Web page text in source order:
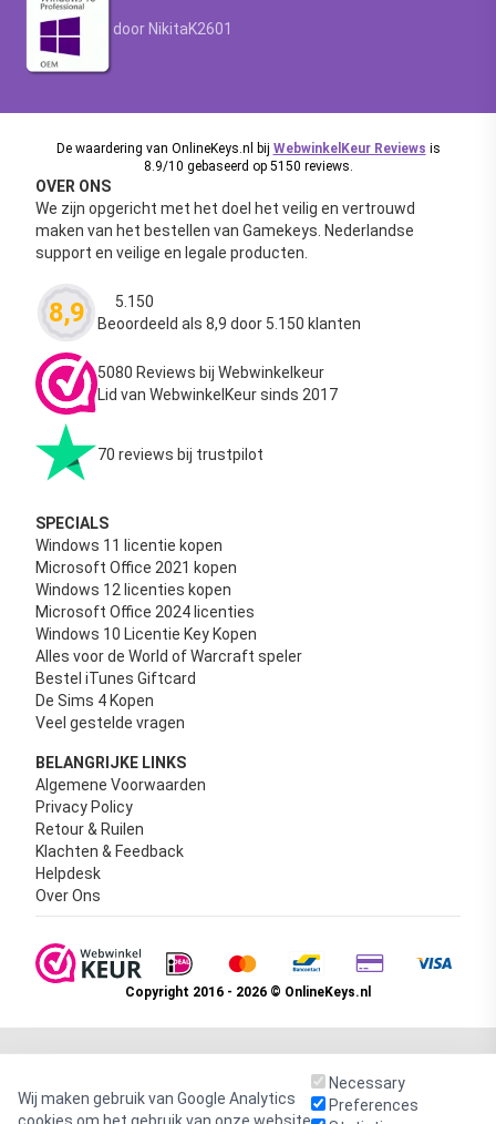
Waardering4.63
door NikitaK2601
De waardering van OnlineKeys.nl bij WebwinkelKeur Reviews is
8.9/10 gebaseerd op 5150 reviews.
OVER ONS
We zijn opgericht met het doel het veilig en vertrouwd
maken van het bestellen van Gamekeys. Nederlandse
support en veilige en legale producten.
8,9 Waardering
5.150
Beoordeeld als 8,9 door 5.150 klanten
5080 Reviews bij Webwinkelkeur
Lid van WebwinkelKeur sinds 2017
70 reviews bij trustpilot
SPECIALS
Windows 11 licentie kopen
Microsoft Office 2021 kopen
Windows 12 licenties kopen
Microsoft Office 2024 licenties
Windows 10 Licentie Key Kopen
Alles voor de World of Warcraft speler
Bestel iTunes Giftcard
De Sims 4 Kopen
Veel gestelde vragen
BELANGRIJKE LINKS
Algemene Voorwaarden
Privacy Policy
Retour & Ruilen
Klachten & Feedback
Helpdesk
Over Ons
Copyright 2016 - 2026 © OnlineKeys.nl
Wij maken gebruik van Google Analytics
Necessary
Preferences